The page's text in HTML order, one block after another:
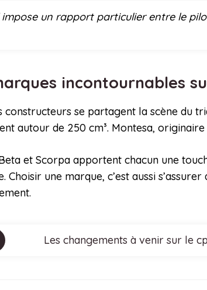
un rapport particulier entre le
incontournables
constructeurs se partagent la scène du
autour de 250 cm³. Montesa,
et Scorpa apportent chacun une
Choisir une marque, c’est aussi
Les changements à venir sur le